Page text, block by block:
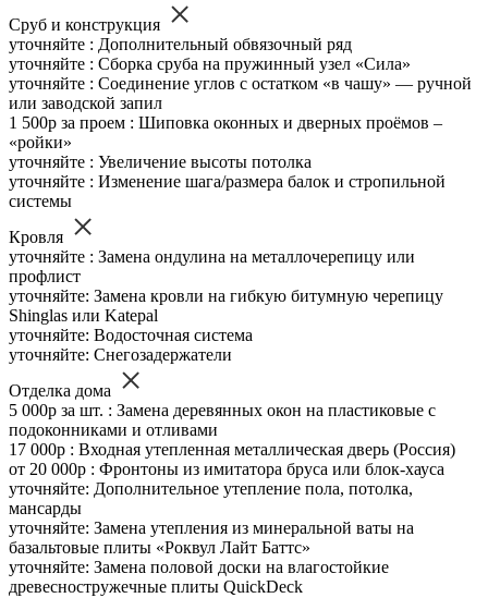
Сруб и конструкция
уточняйте : Дополнительный обвязочный ряд
уточняйте : Сборка сруба на пружинный узел «Сила»
уточняйте : Соединение углов с остатком «в чашу» — ручной
или заводской запил
1 500р за проем : Шиповка оконных и дверных проёмов –
«ройки»
уточняйте : Увеличение высоты потолка
уточняйте : Изменение шага/размера балок и стропильной
системы
Кровля
уточняйте : Замена ондулина на металлочерепицу или
профлист
уточняйте: Замена кровли на гибкую битумную черепицу
Shinglas или Katepal
уточняйте: Водосточная система
уточняйте: Снегозадержатели
Отделка дома
5 000р за шт. : Замена деревянных окон на пластиковые с
подоконниками и отливами
17 000р : Входная утепленная металлическая дверь (Россия)
от 20 000р : Фронтоны из имитатора бруса или блок-хауса
уточняйте: Дополнительное утепление пола, потолка,
мансарды
уточняйте: Замена утепления из минеральной ваты на
базальтовые плиты «Роквул Лайт Баттс»
уточняйте: Замена половой доски на влагостойкие
древесностружечные плиты QuickDeck